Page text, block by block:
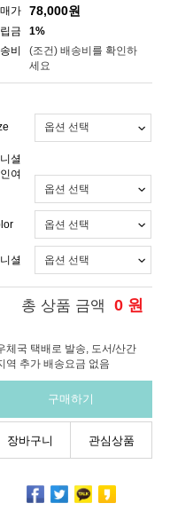
가 78,000원
금
1%
비
(조건) 배송비를 확인하
세요
셜
여
셜
총 상품 금액 0 원
체국 택배로 발송, 도서/산간
역 추가 배송요금 없음
구매하기
장바구니 관심상품